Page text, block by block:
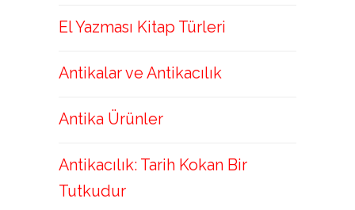
El Yazması Kitap Türleri
Antikalar ve Antikacılık
Antika Ürünler
Antikacılık: Tarih Kokan Bir
Tutkudur